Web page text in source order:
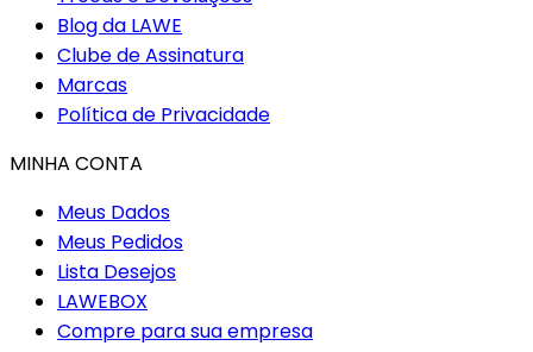
Blog da LAWE
Clube de Assinatura
Marcas
Política de Privacidade
MINHA CONTA
Meus Dados
Meus Pedidos
Lista Desejos
LAWEBOX
Compre para sua empresa